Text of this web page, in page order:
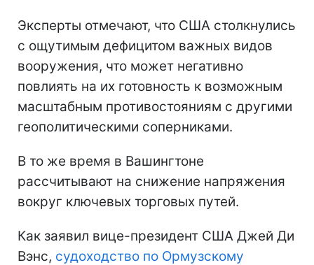
Эксперты отмечают, что США столкнулись
с ощутимым дефицитом важных видов
вооружения, что может негативно
повлиять на их готовность к возможным
масштабным противостояниям с другими
геополитическими соперниками.
В то же время в Вашингтоне
рассчитывают на снижение напряжения
вокруг ключевых торговых путей.
Как заявил вице-президент США Джей Ди
Вэнс, судоходство по Ормузскому